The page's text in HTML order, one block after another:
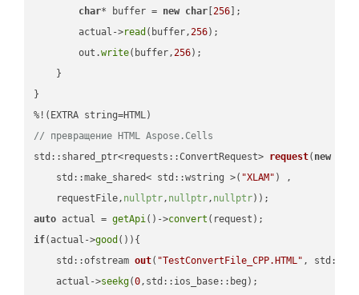
char* buffer = new char [256 ];
        actual->
read (buffer,256);
        out.
write(buffer,256);
    }
}
// превращение HTML Aspose.Cells
std::shared_ptr<requests::ConvertRequest> request( new
    std::make_shared< std::wstring >(
"XLAM" ) ,
    requestFile,
nullptr, nullptr, nullptr))
auto actual = getApi()->convert
if(actual->good ()){
std::ofstream out( "TestConvertFile_CPP.HTML" ,
    actual->
seekg(0,std::ios_base::beg);